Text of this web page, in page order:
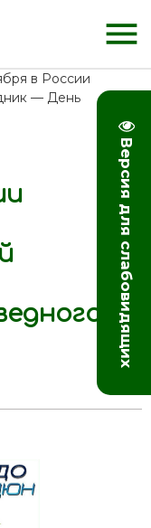
Версия для слабовидящих
menu
в России
— День
14:13